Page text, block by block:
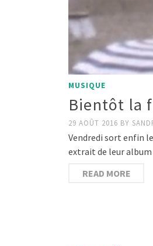
MUSIQUE
Bientôt la
29 AOÛT 2016 BY
Vendredi sort enfin
extrait de leur
READ MORE